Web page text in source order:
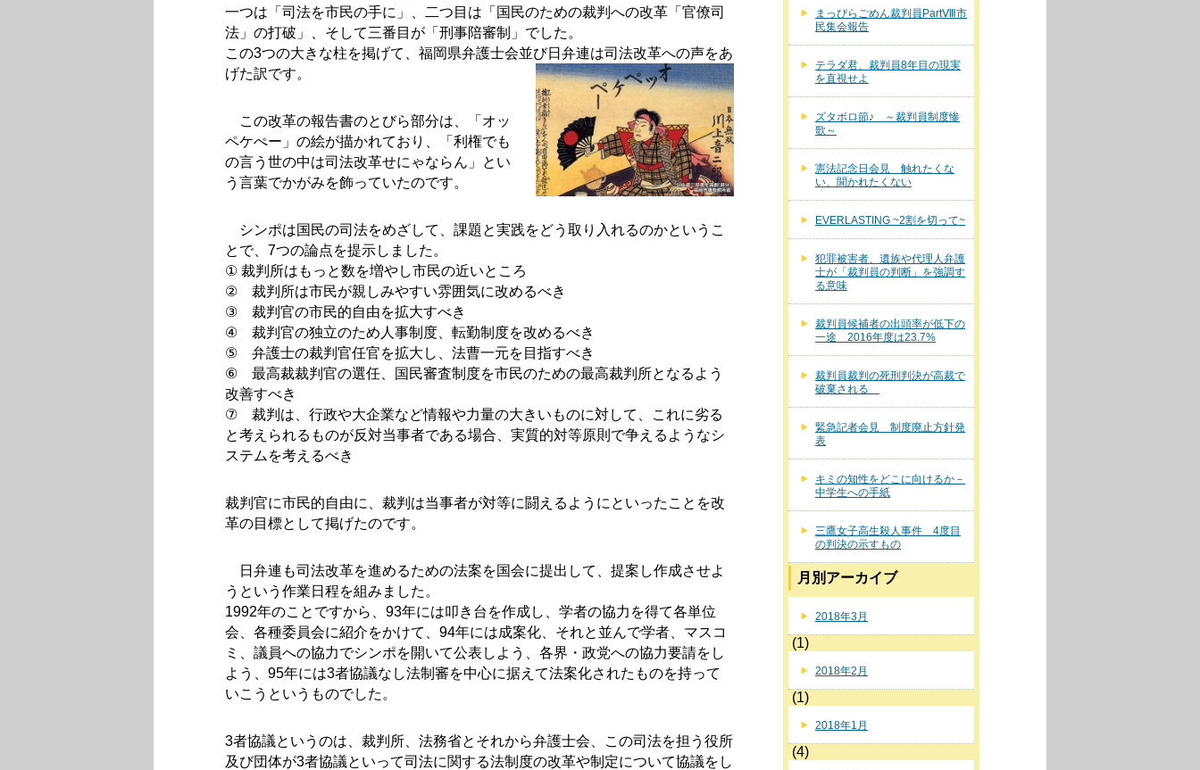
一つは「司法を市民の手に」、二つ目は「国民のための裁判への改革「官僚司
法」の打破」、そして三番目が「刑事陪審制」でした。
この3つの大きな柱を掲げて、福岡県弁護士会並び日弁連は司法改革への声をあ
げた訳です。
この改革の報告書のとびら部分は、「オッ
ペケぺー」の絵が描かれており、「利権でも
の言う世の中は司法改革せにゃならん」とい
う言葉でかがみを飾っていたのです。
シンポは国民の司法をめざして、課題と実践をどう取り入れるのかというこ
とで、7つの論点を提示しました。
① 裁判所はもっと数を増やし市民の近いところ
② 裁判所は市民が親しみやすい雰囲気に改めるべき
③ 裁判官の市民的自由を拡大すべき
④ 裁判官の独立のため人事制度、転勤制度を改めるべき
⑤ 弁護士の裁判官任官を拡大し、法曹一元を目指すべき
⑥ 最高裁裁判官の選任、国民審査制度を市民のための最高裁判所となるよう
改善すべき
⑦ 裁判は、行政や大企業など情報や力量の大きいものに対して、これに劣る
と考えられるものが反対当事者である場合、実質的対等原則で争えるようなシ
ステムを考えるべき
裁判官に市民的自由に、裁判は当事者が対等に闘えるようにといったことを改
革の目標として掲げたのです。
日弁連も司法改革を進めるための法案を国会に提出して、提案し作成させよ
うという作業日程を組みました。
1992年のことですから、93年には叩き台を作成し、学者の協力を得て各単位
会、各種委員会に紹介をかけて、94年には成案化、それと並んで学者、マスコ
ミ、議員への協力でシンポを開いて公表しよう、各界・政党への協力要請をし
よう、95年には3者協議なし法制審を中心に据えて法案化されたものを持って
いこうというものでした。
3者協議というのは、裁判所、法務省とそれから弁護士会、この司法を担う役所
及び団体が3者協議といって司法に関する法制度の改革や制定について協議をし
まっぴらごめん裁判員PartⅧ市
民集会報告
テラダ君、裁判員8年目の現実
を直視せよ
ズタボロ節♪ ～裁判員制度惨
歌～
憲法記念日会見 触れたくな
い、聞かれたくない
EVERLASTING ~2割を切って~
犯罪被害者、遺族や代理人弁護
士が「裁判員の判断」を強調す
る意味
裁判員候補者の出頭率が低下の
一途 2016年度は23.7%
裁判員裁判の死刑判決が高裁で
破棄される
緊急記者会見 制度廃止方針発
表
キミの知性をどこに向けるか－
中学生への手紙
三鷹女子高生殺人事件 4度目
の判決の示すもの
月別アーカイブ
2018年3月
(1)
2018年2月
(1)
2018年1月
(4)